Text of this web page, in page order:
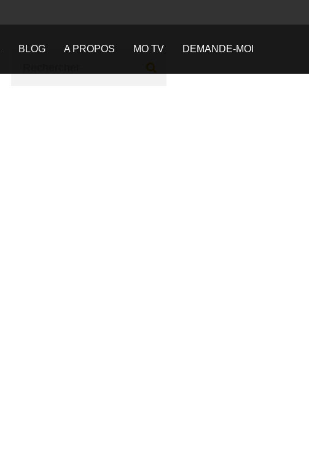
BLOG A PROPOS MO TV DEMANDE-MOI